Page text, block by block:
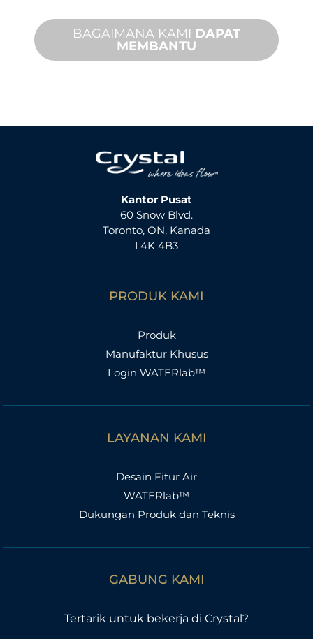
BAGAIMANA KAMI DAPAT
MEMBANTU
Kantor Pusat
60 Snow Blvd.
Toronto, ON, Kanada
L4K 4B3
PRODUK KAMI
Produk
Manufaktur Khusus
Login WATERlab™
LAYANAN KAMI
Desain Fitur Air
WATERlab™
Dukungan Produk dan Teknis
GABUNG KAMI
Tertarik untuk bekerja di Crystal?